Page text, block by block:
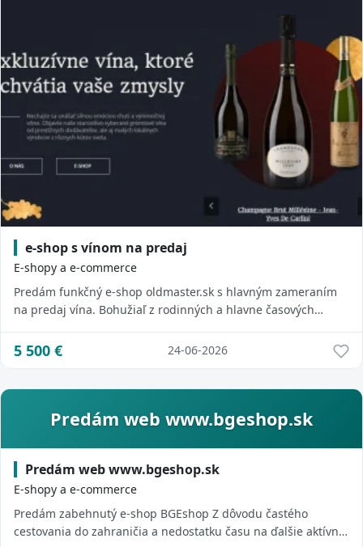
e-shop s vínom na predaj
E-shopy a e-commerce
Predám funkčný e-shop oldmaster.sk s hlavným zameraním
na predaj vína. Bohužiaľ z rodinných a hlavne časových
5 500 € 24-06-2026
Predám web www.bgeshop.sk
Predám web www.bgeshop.sk
E-shopy a e-commerce
Predám zabehnutý e-shop BGEshop Z dôvodu častého
cestovania do zahraničia a nedostatku času na ďalšie aktívne